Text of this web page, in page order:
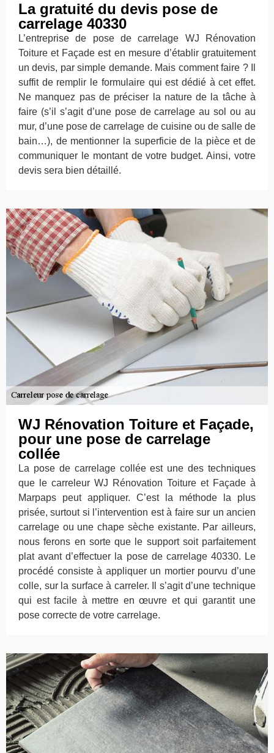
La gratuité du devis pose de
carrelage 40330
L’entreprise de pose de carrelage WJ Rénovation
Toiture et Façade est en mesure d’établir gratuitement
un devis, par simple demande. Mais comment faire ? Il
suffit de remplir le formulaire qui est dédié à cet effet.
Ne manquez pas de préciser la nature de la tâche à
faire (s’il s’agit d’une pose de carrelage au sol ou au
mur, d’une pose de carrelage de cuisine ou de salle de
bain…), de mentionner la superficie de la pièce et de
communiquer le montant de votre budget. Ainsi, votre
devis sera bien détaillé.
WJ Rénovation Toiture et Façade,
pour une pose de carrelage
collée
La pose de carrelage collée est une des techniques
que le carreleur WJ Rénovation Toiture et Façade à
Marpaps peut appliquer. C’est la méthode la plus
prisée, surtout si l’intervention est à faire sur un ancien
carrelage ou une chape sèche existante. Par ailleurs,
nous ferons en sorte que le support soit parfaitement
plat avant d’effectuer la pose de carrelage 40330. Le
procédé consiste à appliquer un mortier pourvu d’une
colle, sur la surface à carreler. Il s’agit d’une technique
qui est facile à mettre en œuvre et qui garantit une
pose correcte de votre carrelage.